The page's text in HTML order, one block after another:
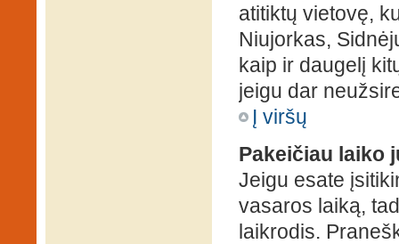
atitiktų vietovę,
Niujorkas,
kaip ir daugelį
jeigu dar
Į viršų
Pakeičiau laiko
Jeigu esate
vasaros laiką,
laikrodis.